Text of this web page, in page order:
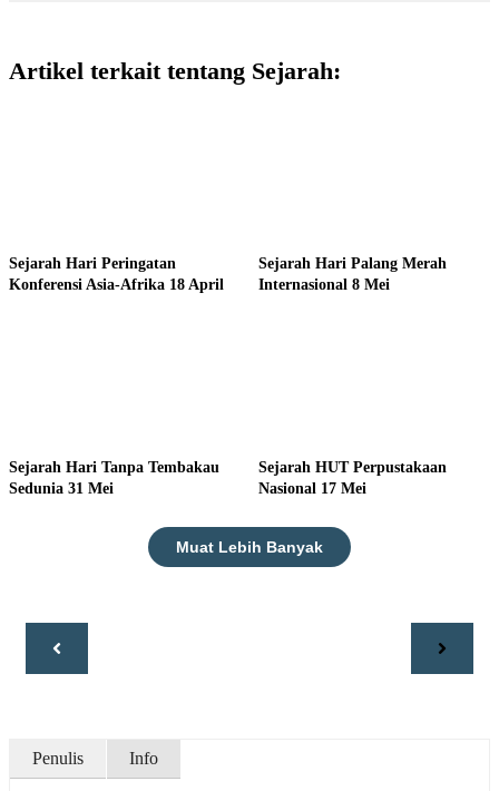
Artikel terkait tentang Sejarah:
Sejarah Hari Peringatan
Konferensi Asia-Afrika 18 April
Sejarah Hari Palang Merah
Internasional 8 Mei
Sejarah Hari Tanpa Tembakau
Sedunia 31 Mei
Sejarah HUT Perpustakaan
Nasional 17 Mei
Muat Lebih Banyak
Penulis Info